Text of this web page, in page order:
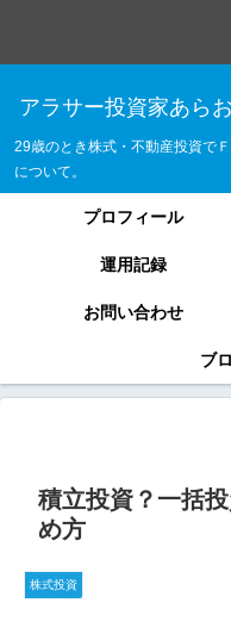
アラサー投資家あら
29歳のとき株式・不動産投資で
について。
プロフィール
運用記録
お問い合わせ
ブ
積立投資？一括
め方
株式投資